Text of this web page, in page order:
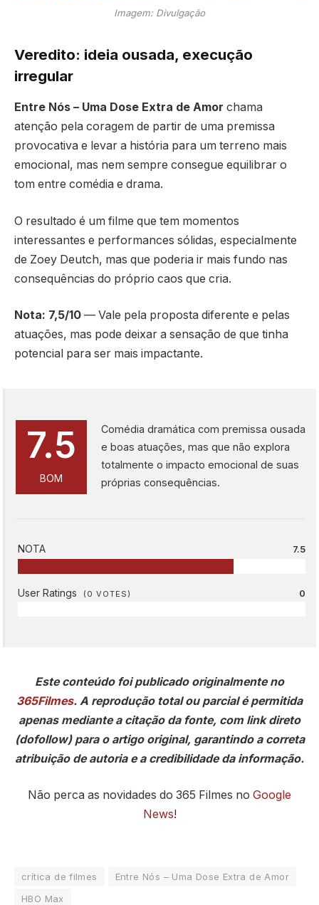
Imagem: Divulgação
Veredito: ideia ousada, execução
irregular
Entre Nós – Uma Dose Extra de Amor chama
atenção pela coragem de partir de uma premissa
provocativa e levar a história para um terreno mais
emocional, mas nem sempre consegue equilibrar o
tom entre comédia e drama.
O resultado é um filme que tem momentos
interessantes e performances sólidas, especialmente
de Zoey Deutch, mas que poderia ir mais fundo nas
consequências do próprio caos que cria.
Nota: 7,5/10 — Vale pela proposta diferente e pelas
atuações, mas pode deixar a sensação de que tinha
potencial para ser mais impactante.
7.5
BOM
Comédia dramática com premissa ousada
e boas atuações, mas que não explora
totalmente o impacto emocional de suas
próprias consequências.
NOTA 7.5
User Ratings (0 VOTES) 0
Este conteúdo foi publicado originalmente no
365Filmes. A reprodução total ou parcial é permitida
apenas mediante a citação da fonte, com link direto
(dofollow) para o artigo original, garantindo a correta
atribuição de autoria e a credibilidade da informação.
Não perca as novidades do 365 Filmes no Google
News!
crítica de filmes
Entre Nós – Uma Dose Extra de Amor
HBO Max